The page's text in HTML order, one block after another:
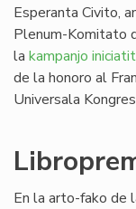
Esperanta Civito,
Plenum-Komitato
la kampanjo
de la honoro al
Universala
En la arto-fako de